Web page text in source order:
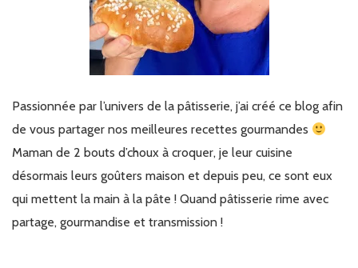
Passionnée par l’univers de la pâtisserie, j’ai créé ce blog afin
de vous partager nos meilleures recettes gourmandes
Maman de 2 bouts d’choux à croquer, je leur cuisine
désormais leurs goûters maison et depuis peu, ce sont eux
qui mettent la main à la pâte ! Quand pâtisserie rime avec
partage, gourmandise et transmission !